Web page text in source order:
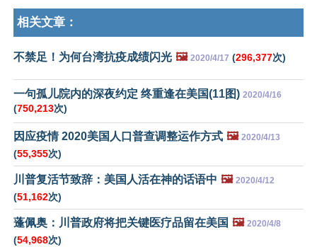
相关文章：
不禁足！为何台湾抗疫成绩闪光 🖼️ 2020/4/17 (296,377次)
一句孤儿院内的深夜约定 终重逢在美国(11图) 2020/4/16
(750,213次)
因应疫情 2020美国人口普查调整运作方式 🖼️ 2020/4/13
(55,355次)
川普复活节致辞：美国人活在神的话语中 🖼️ 2020/4/12
(51,162次)
蓬佩奥：川普政府将把关键医疗品留在美国 🖼️ 2020/4/8
(54,968次)